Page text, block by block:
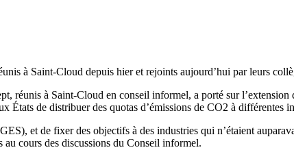
à Saint-Cloud depuis hier et rejoints aujourd’hui par leurs
réunis à Saint-Cloud en conseil informel, a porté sur
de distribuer des quotas d’émissions de CO2 à différentes
et de fixer des objectifs à des industries qui n’étaient
au cours des discussions du Conseil informel.